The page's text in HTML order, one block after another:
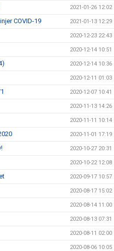
2021-01-26 12:02
COVID-19 2021-01-13 12:29
2020-12-23 22:43
2020-12-14 10:51
2020-12-14 10:36
2020-12-11 01:03
2020-12-07 10:41
2020-11-13 14:26
2020-11-11 10:14
2020-11-01 17:19
2020-10-27 20:31
2020-10-22 12:08
2020-09-17 10:57
2020-08-17 15:02
2020-08-14 11:00
2020-08-13 07:31
2020-08-11 02:00
2020-08-06 10:05